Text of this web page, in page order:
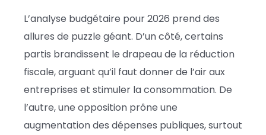
L’analyse budgétaire pour 2026 prend des
allures de puzzle géant. D’un côté, certains
partis brandissent le drapeau de la réduction
fiscale, arguant qu’il faut donner de l’air aux
entreprises et stimuler la consommation. De
l’autre, une opposition prône une
augmentation des dépenses publiques, surtout